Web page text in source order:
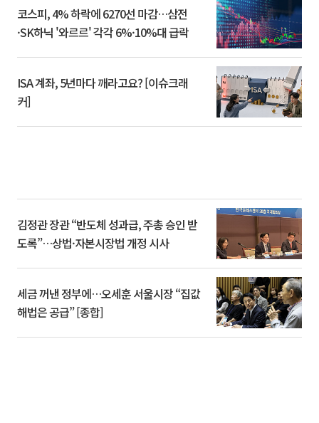
코스피, 4% 하락에 6270선 마감…삼전
·SK하닉 '와르르' 각각 6%·10%대 급락
ISA 계좌, 5년마다 깨라고요? [이슈크래
커]
김정관 장관 “반도체 성과급, 주총 승인 받
도록”…상법·자본시장법 개정 시사
세금 꺼낸 정부에…오세훈 서울시장 “집값
해법은 공급” [종합]